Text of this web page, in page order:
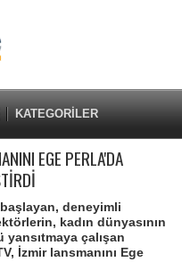
KATEGORİLER
EGE PERLA'DA
başlayan, deneyimli
kadın dünyasının
yansıtmaya çalışan
İzmir lansmanını Ege